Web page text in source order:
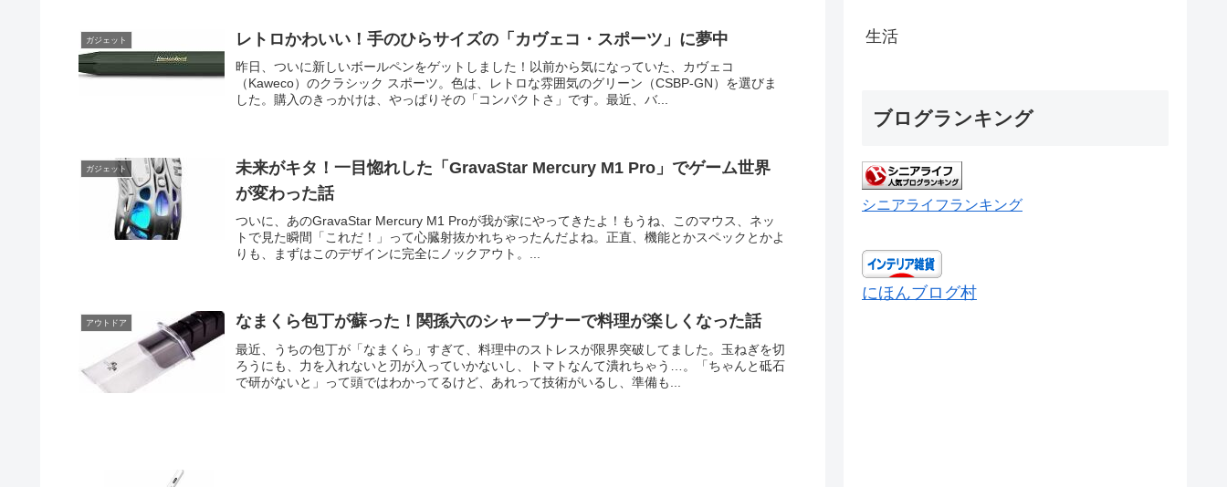
ガジェット レトロかわいい！手のひらサイズの「カヴェコ・スポーツ」に夢中
昨日、ついに新しいボールペンをゲットしました！以前から気になっていた、カヴェコ
（Kaweco）のクラシック スポーツ。色は、レトロな雰囲気のグリーン（CSBP-GN）を選びま
した。購入のきっかけは、やっぱりその「コンパクトさ」です。最近、バ...
ガジェット
未来がキタ！一目惚れした「GravaStar Mercury M1 Pro」でゲーム世界
が変わった話
ついに、あのGravaStar Mercury M1 Proが我が家にやってきたよ！もうね、このマウス、ネッ
トで見た瞬間「これだ！」って心臓射抜かれちゃったんだよね。正直、機能とかスペックとかよ
りも、まずはこのデザインに完全にノックアウト。...
アウトドア なまくら包丁が蘇った！関孫六のシャープナーで料理が楽しくなった話
最近、うちの包丁が「なまくら」すぎて、料理中のストレスが限界突破してました。玉ねぎを切
ろうにも、力を入れないと刃が入っていかないし、トマトなんて潰れちゃう…。「ちゃんと砥石
で研がないと」って頭ではわかってるけど、あれって技術がいるし、準備も...
生活
ブログランキング
シニアライフランキング
にほんブログ村